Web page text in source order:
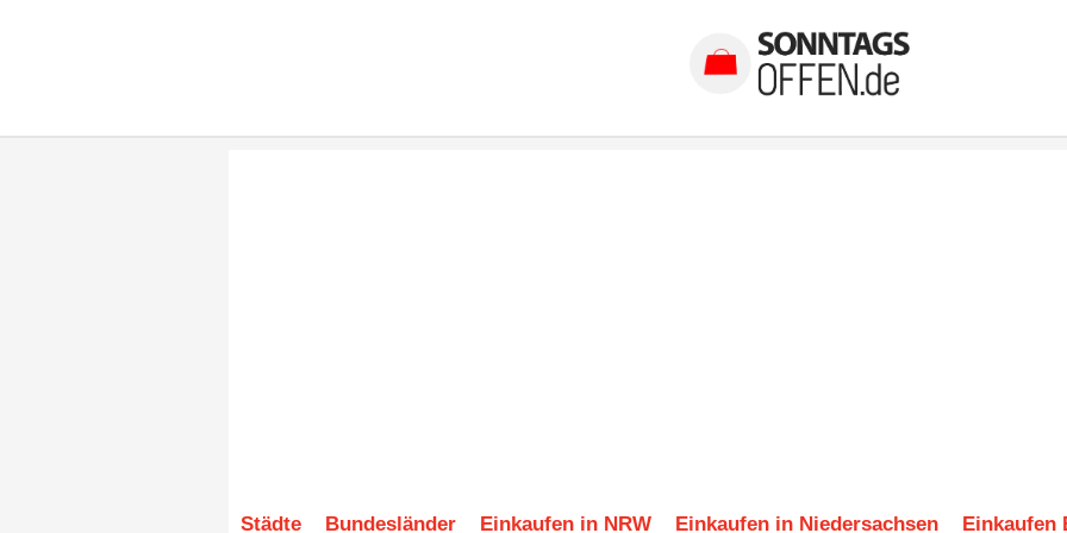
Städte Bundesländer Einkaufen in NRW Einkaufen in Niedersachsen Einkaufen